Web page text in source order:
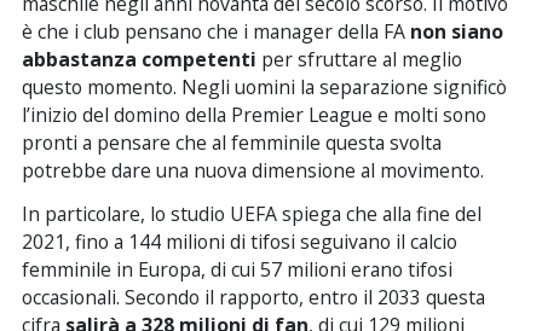
è che i club pensano che i manager della FA non siano
abbastanza competenti per sfruttare al meglio
questo momento. Negli uomini la separazione significò
l’inizio del domino della Premier League e molti sono
pronti a pensare che al femminile questa svolta
potrebbe dare una nuova dimensione al movimento.
In particolare, lo studio UEFA spiega che alla fine del
2021, fino a 144 milioni di tifosi seguivano il calcio
femminile in Europa, di cui 57 milioni erano tifosi
occasionali. Secondo il rapporto, entro il 2033 questa
cifra salirà a 328 milioni di fan, di cui 129 milioni